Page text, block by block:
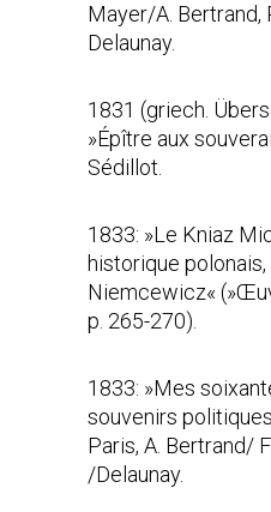
Mayer/A. Bertrand,
Delaunay.
1831 (griech.
»Épître aux
Sédillot.
1833: »Le Kniaz
historique
Niemcewicz«
p. 265-270).
1833: »Mes
souvenirs
Paris, A. Bertrand/
/Delaunay.